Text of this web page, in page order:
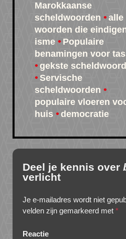
Marokkaanse
scheldwoorden
alle
woorden die
isme
Populaire
benamingen voor
gekste
Servische
scheldwoorden
populaire vloeren
huis
democratie
Deel je kennis over
verlicht
Je e-mailadres wordt niet
velden zijn gemarkeerd met *
Reactie